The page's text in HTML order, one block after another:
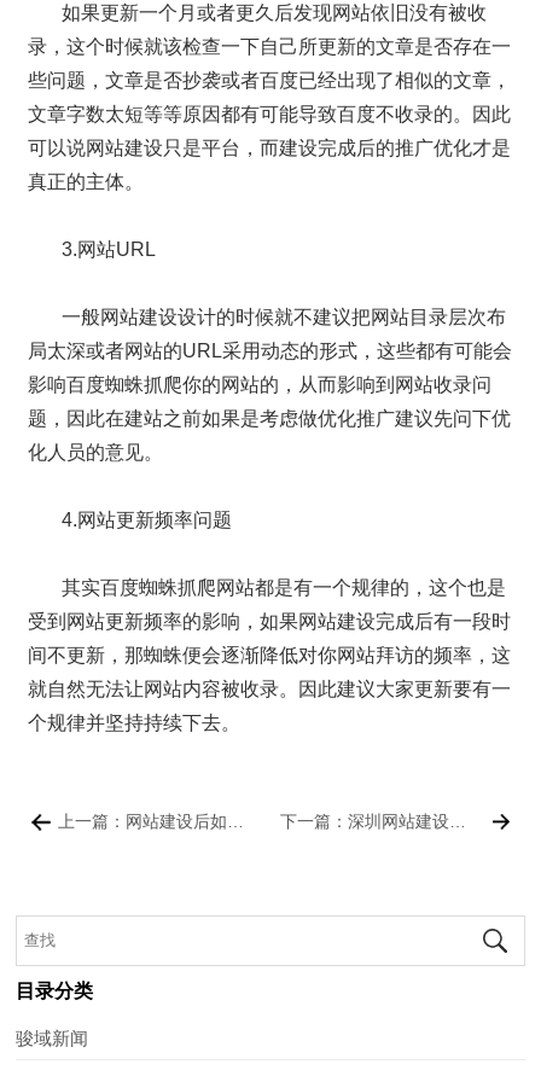
如果更新一个月或者更久后发现网站依旧没有被收
录，这个时候就该检查一下自己所更新的文章是否存在一
些问题，文章是否抄袭或者百度已经出现了相似的文章，
文章字数太短等等原因都有可能导致百度不收录的。因此
可以说网站建设只是平台，而建设完成后的推广优化才是
真正的主体。
3.网站URL
一般网站建设设计的时候就不建议把网站目录层次布
局太深或者网站的URL采用动态的形式，这些都有可能会
影响百度蜘蛛抓爬你的网站的，从而影响到网站收录问
题，因此在建站之前如果是考虑做优化推广建议先问下优
化人员的意见。
4.网站更新频率问题
其实百度蜘蛛抓爬网站都是有一个规律的，这个也是
受到网站更新频率的影响，如果网站建设完成后有一段时
间不更新，那蜘蛛便会逐渐降低对你网站拜访的频率，这
就自然无法让网站内容被收录。因此建议大家更新要有一
个规律并坚持持续下去。
下一篇：深圳网站建设公司剖析百度权重与快照之间的关系
目录分类
骏域新闻